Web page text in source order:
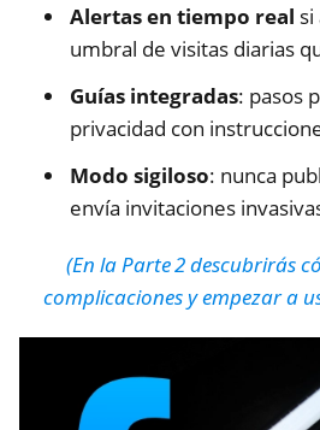
Alertas en tiempo real
umbral de visitas diarias
Guías integradas: pasos
privacidad con
Modo sigiloso: nunca
envía invitaciones
(En la Parte 2 descubrirás
complicaciones y empezar a